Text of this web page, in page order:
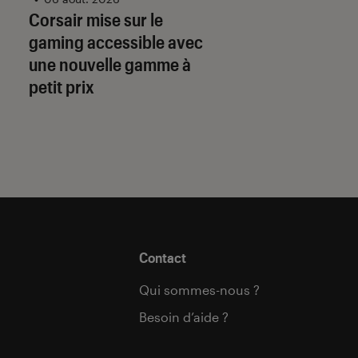
Corsair mise sur le
gaming accessible avec
une nouvelle gamme à
petit prix
Contact
Qui sommes-nous ?
Besoin d’aide ?